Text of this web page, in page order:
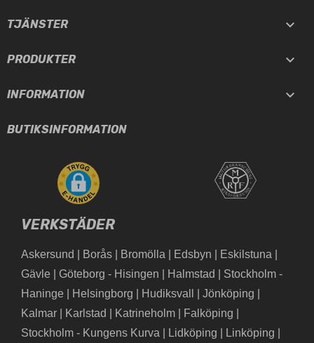
TJÄNSTER 
PRODUKTER 
INFORMATION 
BUTIKSINFORMATION
VERKSTÄDER
Askersund Borås Bromölla Edsbyn Eskilstuna
Gävle
Göteborg - Hisingen Halmstad
Stockholm -
Haninge
Helsingborg Hudiksvall Jönköping
Kalmar
Karlstad Katrineholm Falköping
Stockholm - Kungens Kurva
Lidköping Linköping